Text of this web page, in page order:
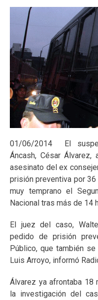
01/06/2014 El
Áncash, César
asesinato del ex
prisión preventiva por
muy temprano el
Nacional tras más de 14
El juez del caso,
pedido de prisión
Público, que también
Luis Arroyo, informó
Álvarez ya afrontaba
la investigación del